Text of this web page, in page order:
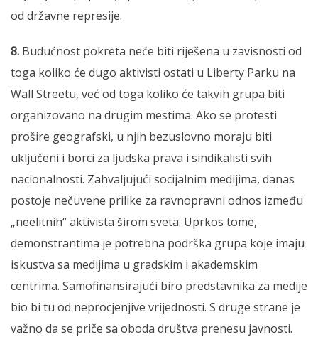
od državne represije.
8. Budućnost pokreta neće biti riješena u zavisnosti od
toga koliko će dugo aktivisti ostati u Liberty Parku na
Wall Streetu, već od toga koliko će takvih grupa biti
organizovano na drugim mestima. Ako se protesti
prošire geografski, u njih bezuslovno moraju biti
uključeni i borci za ljudska prava i sindikalisti svih
nacionalnosti. Zahvaljujući socijalnim medijima, danas
postoje nečuvene prilike za ravnopravni odnos između
„neelitnih“ aktivista širom sveta. Uprkos tome,
demonstrantima je potrebna podrška grupa koje imaju
iskustva sa medijima u gradskim i akademskim
centrima. Samofinansirajući biro predstavnika za medije
bio bi tu od neprocjenjive vrijednosti. S druge strane je
važno da se priče sa oboda društva prenesu javnosti.